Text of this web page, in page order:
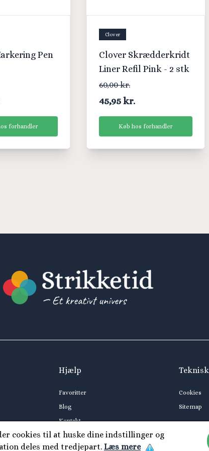
Pen
forhandler
Clover
Clover Skrædderkridt
Liner Refil Pink - 2 stk
60,00 kr.
45,95 kr.
Køb hos forhandler
cookies til at huske dine indstillinger og
deles med tredjepart. Læs mere
Hjælp
Favoritter
Blog
Kontakt
Teknisk
Cookies
Sitemap